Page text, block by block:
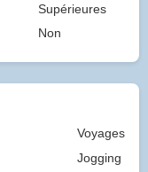
Supérieures
Non
Voyages
Jogging